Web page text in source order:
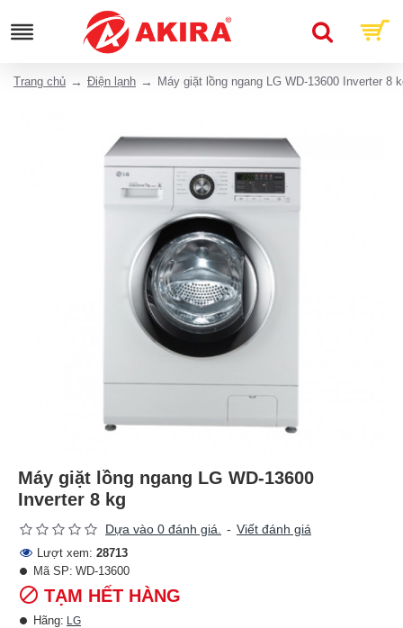
Trang chủ Điện lạnh Máy giặt lồng ngang LG WD-13600 Inverter 8
Máy giặt lồng ngang LG WD-13600
Inverter 8 kg
Dựa vào 0 đánh giá. - Viết đánh giá
Lượt xem: 28713
TẠM HẾT HÀNG
Hãng: LG
Mã SP: WD-13600